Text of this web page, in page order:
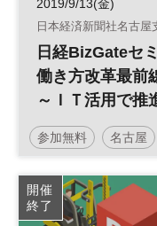
2019/9/13(金)
日本経済新聞社名古
日経BizGateセ
働き方改革最前
～ＩＴ活用で推
率化～
参加無料 名古屋
働き方改革 テレ
営業支援システム
開催
終了